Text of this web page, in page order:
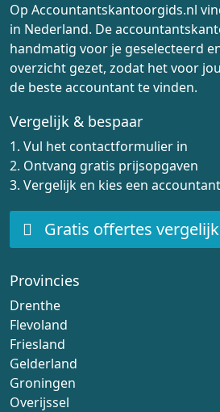
Op Accountantskantoorgids.nl
in Nederland. De
handmatig voor je geselecteerd
overzicht gezet, zodat het voor
de beste accountant te vinden.
Vergelijk & bespaar
1. Vul het contactformulier in
2. Ontvang gratis prijsopgaven
3. Vergelijk en kies een accountant
Gratis offertes
Provincies
Drenthe
Flevoland
Friesland
Gelderland
Groningen
Overijssel